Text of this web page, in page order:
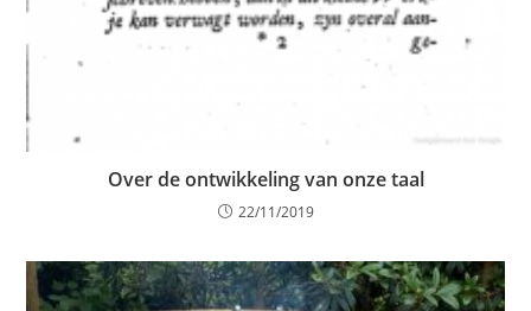
Over de ontwikkeling van onze taal
22/11/2019